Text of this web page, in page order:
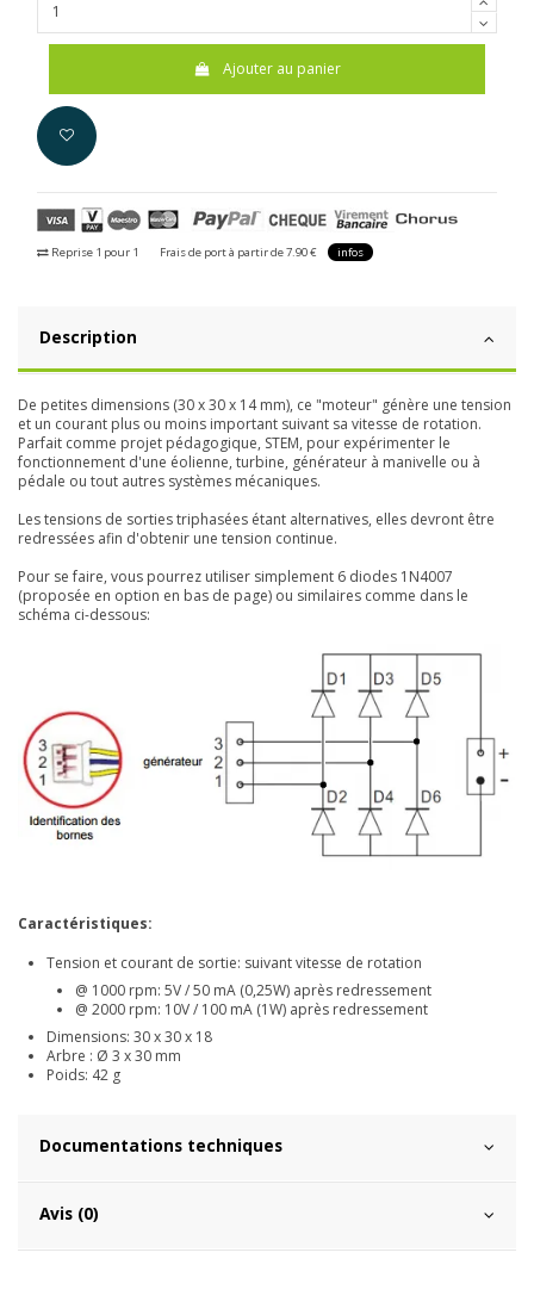
Ajouter au panier
Reprise 1 pour 1 Frais de port à partir de 7.90 € infos
Description
De petites dimensions (30 x 30 x 14 mm), ce "moteur" génère une tension
et un courant plus ou moins important suivant sa vitesse de rotation.
Parfait comme projet pédagogique, STEM, pour expérimenter le
fonctionnement d'une éolienne, turbine, générateur à manivelle ou à
pédale ou tout autres systèmes mécaniques.
Les tensions de sorties triphasées étant alternatives, elles devront être
redressées afin d'obtenir une tension continue.
Pour se faire, vous pourrez utiliser simplement 6 diodes 1N4007
(proposée en option en bas de page) ou similaires comme dans le
schéma ci-dessous:
Caractéristiques:
Tension et courant de sortie: suivant vitesse de rotation
@ 1000 rpm: 5V / 50 mA (0,25W) après redressement
@ 2000 rpm: 10V / 100 mA (1W) après redressement
Dimensions: 30 x 30 x 18
Arbre : Ø 3 x 30 mm
Poids: 42 g
Documentations techniques
Avis (0)